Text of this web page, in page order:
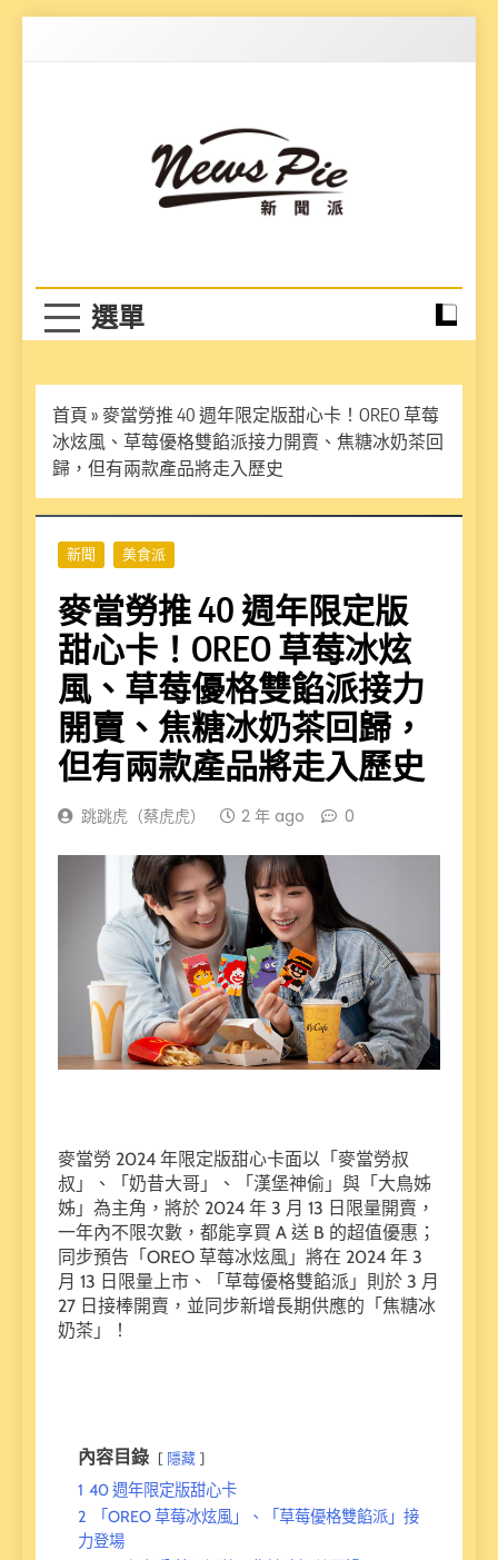
首頁 » 麥當勞推 40 週年限定版甜心卡！OREO 草莓
冰炫風、草莓優格雙餡派接力開賣、焦糖冰奶茶回
歸，但有兩款產品將走入歷史
新聞 美食派
麥當勞推 40 週年限定版
甜心卡！OREO 草莓冰炫
風、草莓優格雙餡派接力
開賣、焦糖冰奶茶回歸，
但有兩款產品將走入歷史
跳跳虎（蔡虎虎） 2 年 ago 0
麥當勞 2024 年限定版甜心卡面以「麥當勞叔
叔」、「奶昔大哥」、「漢堡神偷」與「大鳥姊
姊」為主角，將於 2024 年 3 月 13 日限量開賣，
一年內不限次數，都能享買 A 送 B 的超值優惠；
同步預告「OREO 草莓冰炫風」將在 2024 年 3
月 13 日限量上市、「草莓優格雙餡派」則於 3 月
27 日接棒開賣，並同步新增長期供應的「焦糖冰
奶茶」！
內容目錄 隱藏
1 40 週年限定版甜心卡
2
「OREO 草莓冰炫風」、「草莓優格雙餡派」接
力登場